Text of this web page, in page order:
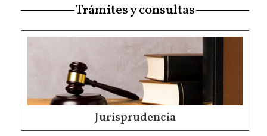
Trámites y consultas
Jurisprudencia